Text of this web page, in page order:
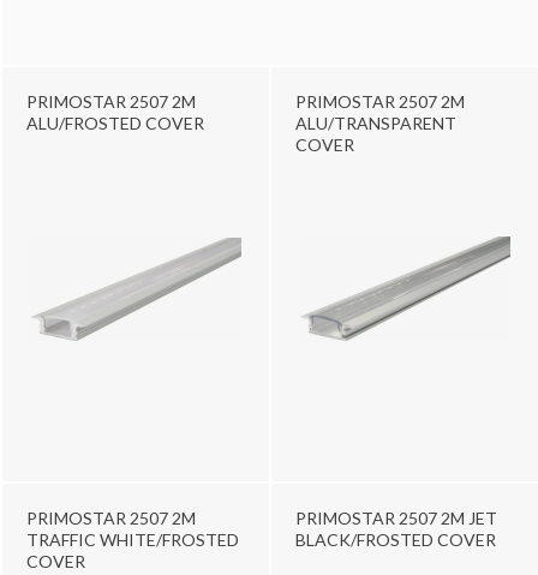
PRIMOSTAR 2507 2M
ALU/FROSTED COVER
PRIMOSTAR 2507 2M
ALU/TRANSPARENT
COVER
PRIMOSTAR 2507 2M
TRAFFIC WHITE/FROSTED
COVER
PRIMOSTAR 2507 2M JET
BLACK/FROSTED COVER